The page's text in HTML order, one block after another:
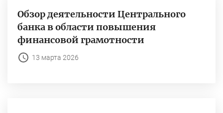
Обзор деятельности Центрального
банка в области повышения
финансовой грамотности
13 марта 2026